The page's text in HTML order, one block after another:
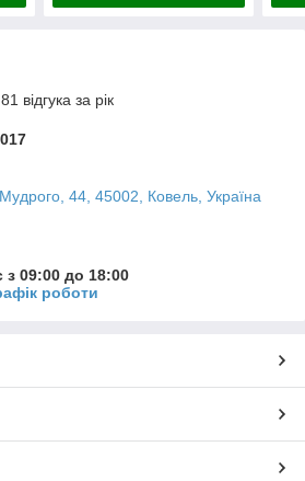
відгука за рік
44, 45002, Ковель, Україна
з 09:00 до 18:00
роботи